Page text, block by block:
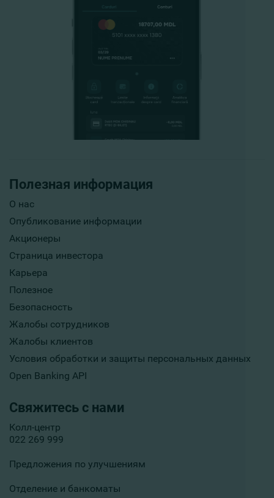
Полезная информация
О нас
Опубликование информации
Акционеры
Страница инвестора
Карьера
Полезное
Безопасность
Жалобы сотрудников
Жалобы клиентов
Условия обработки и защиты персональных данных
Open Banking API
Свяжитесь с нами
Колл-центр
022 269 999
Предложения по улучшениям
Отделение и банкоматы